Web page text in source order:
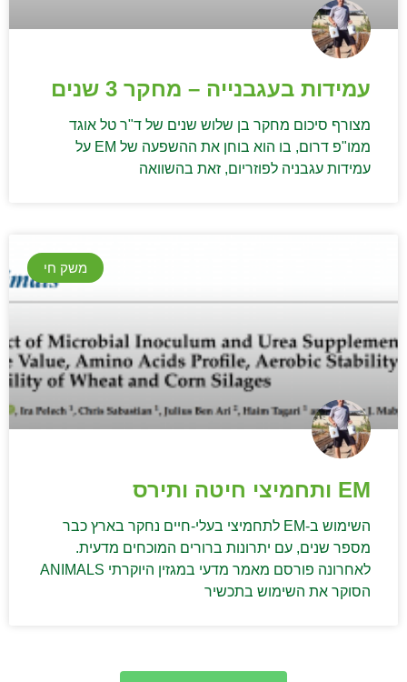
עמידות בעגבנייה – מחקר 3 שנים
מצורף סיכום מחקר בן שלוש שנים של ד"ר טל אוגד
ממו"פ דרום, בו הוא בוחן את ההשפעה של EM על
עמידות עגבניה לפוזריום, זאת בהשוואה
משק חי
EM ותחמיצי חיטה ותירס
השימוש ב-EM לתחמיצי בעלי-חיים נחקר בארץ כבר
מספר שנים, עם יתרונות ברורים המוכחים מדעית.
לאחרונה פורסם מאמר מדעי במגזין היוקרתי ANIMALS
הסוקר את השימוש בתכשיר